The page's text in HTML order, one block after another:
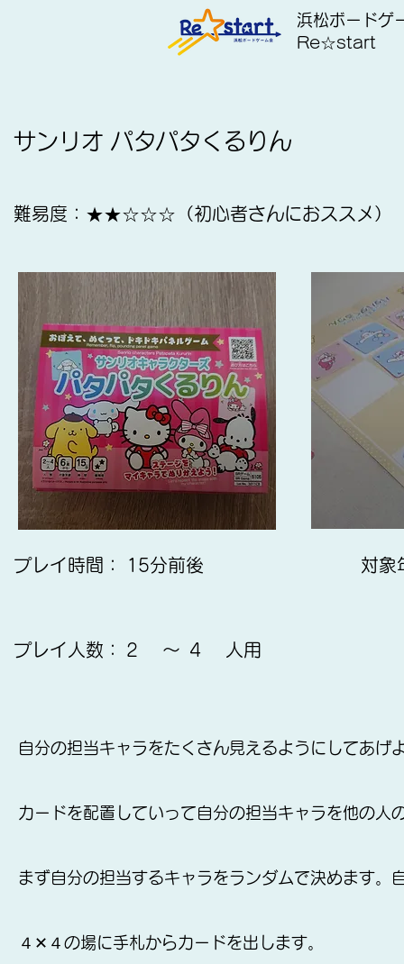
浜松ボードゲ
Re☆start
サンリオ パタパタくるりん
難易度：★★☆☆☆（初心者さんにおススメ）
プレイ時間： 15分前後 対
プレイ人数： 2 ～ 4 人用
自分の担当キャラをたくさん見えるようにしてあげ
カードを配置していって自分の担当キャラを他の人
まず自分の担当するキャラをランダムで決めます。
４✕４の場に手札からカードを出します。